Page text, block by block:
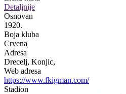
Detaljnije
Osnovan
1920.
Boja kluba
Crvena
Adresa
Drecelj, Konjic,
Web adresa
https://www.fkigman.com/
Stadion